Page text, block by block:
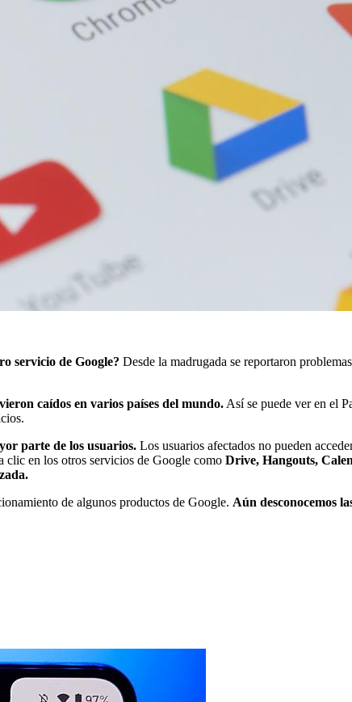
servicio de Google? Desde la madrugada se reportaron
caídos en varios países del mundo. Así se puede ver en el
parte de los usuarios. Los usuarios afectados no pueden
clic en los otros servicios de Google como Drive, Hangouts,
de algunos productos de Google. Aún desconocemos